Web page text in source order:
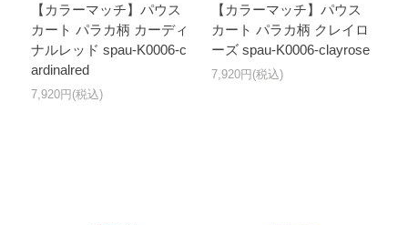
【カラーマッチ】パウス
カート パラカ柄 カーディ
ナルレッド spau-K0006-c
ardinalred
7,920円(税込)
【カラーマッチ】パウス
カート パラカ柄 クレイロ
ーズ spau-K0006-clayrose
7,920円(税込)